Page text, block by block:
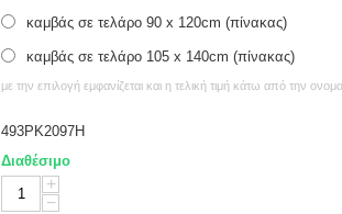
καμβάς σε τελάρο 90 x 120cm (πίνακας)
καμβάς σε τελάρο 105 x 140cm (πίνακας)
με την επιλογή εμφανίζεται και η τελική τιμή κάτω από την
493PK2097H
Διαθέσιμο
+
−